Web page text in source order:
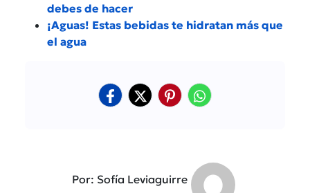
debes de hacer
¡Aguas! Estas bebidas te hidratan más que
el agua
Por: Sofía Leviaguirre